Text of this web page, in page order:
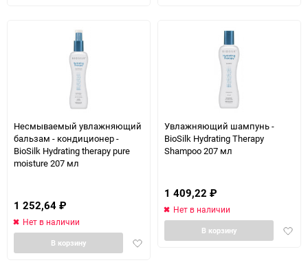
Несмываемый увлажняющий
бальзам - кондиционер -
BioSilk Hydrating therapy pure
moisture 207 мл
1 252,64 ₽
Нет в наличии
Добавить
В корзину
Увлажняющий шампунь -
BioSilk Hydrating Therapy
Shampoo 207 мл
1 409,22 ₽
Нет в наличии
В корзину